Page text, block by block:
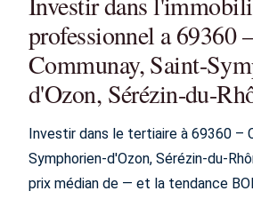
professionnel a 69360
Communay, Saint-
d'Ozon, Sérézin-du-
Investir dans le tertiaire à 69360 –
Symphorien-d'Ozon, Sérézin-du-
prix médian de — et la tendance